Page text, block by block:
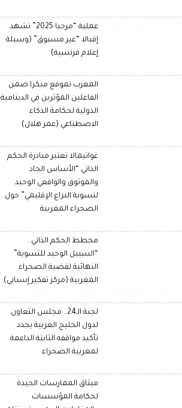
عملية “مرحبا 2025” تشهد
إقبالا “غير مسبوق” (وسيلة
إعلام فرنسية)
المغرب تموقع مبكرا ضمن
الفاعلين المؤثرين في الدينامية
الدولية لحكامة الذكاء
الاصطناعي (عمر هلال)
غواتيمالا تعتبر مبادرة الحكم
الذاتي “الأساس الجاد
والموثوق والواقعي الوحيد
لتسوية النزاع الإقليمي” حول
الصحراء المغربية
مخطط الحكم الذاتي..
“السبيل الوحيد للتسوية”
النهائية لقضية الصحراء
المغربية (مركز تفكير إسباني)
لجنة الـ24.. مجلس التعاون
لدول الخليج العربية يجدد
تأكيد مواقفه الثابتة الداعمة
لمغربية الصحراء
ميثاق الممارسات الجيدة
لحكامة المؤسسات